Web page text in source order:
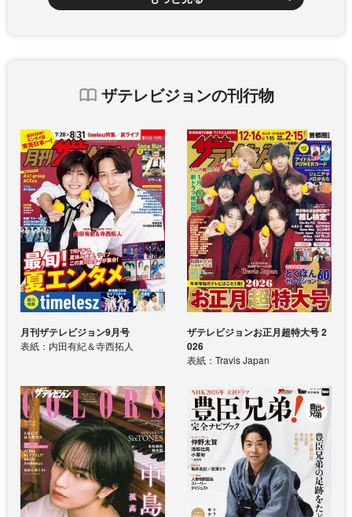
ザテレビジョンの刊行物
月刊ザテレビジョン9月号
表紙：内田有紀＆寺西拓人
ザテレビジョンお正月超特大号 2
026
表紙：Travis Japan